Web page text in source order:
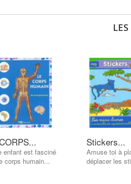
enfant est fasciné
corps humain...
Stickers...
Amuse toi à
déplacer les